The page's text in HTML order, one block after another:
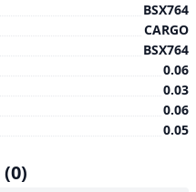
BSX764
CARGO
BSX764
0.06
0.03
0.06
0.05
(0)